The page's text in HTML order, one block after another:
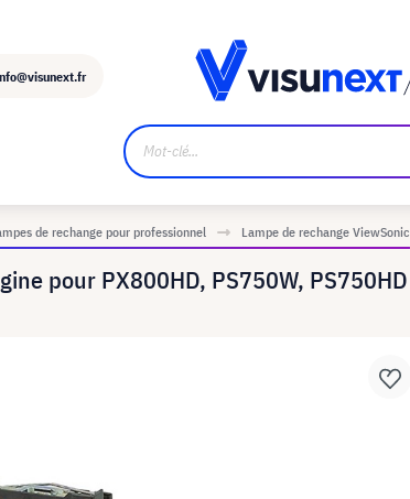
de rechange pour professionnel Lampe de rechange ViewSonic
pour PX800HD, PS750W, PS750HD